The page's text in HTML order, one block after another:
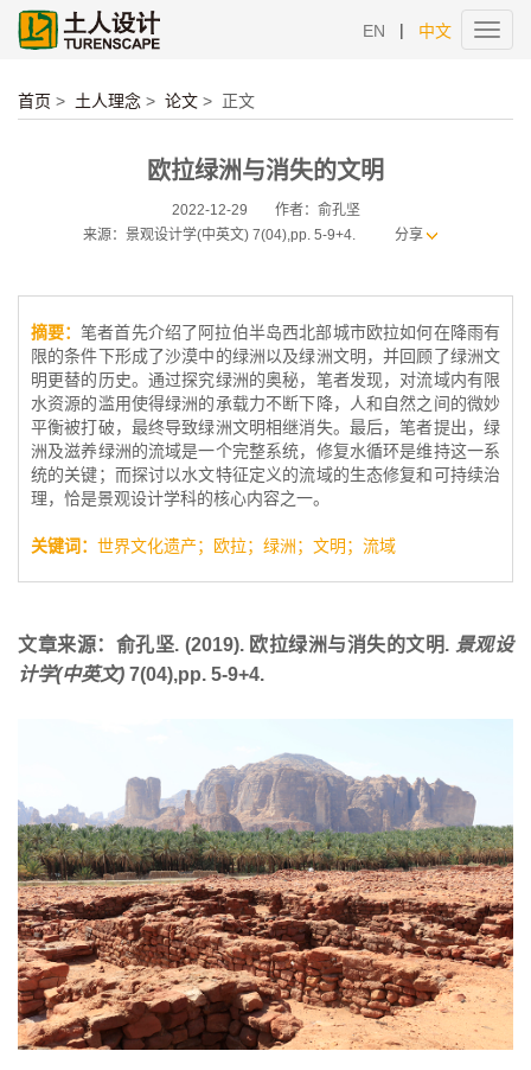
EN | 中文
首页 > 土人理念 > 论文 > 正文
欧拉绿洲与消失的文明
2022-12-29
作者：俞孔坚
来源：景观设计学(中英文) 7(04),pp. 5-9+4.
分享
摘要： 笔者首先介绍了阿拉伯半岛西北部城市欧拉如何在降雨有
限的条件下形成了沙漠中的绿洲以及绿洲文明，并回顾了绿洲文
明更替的历史。通过探究绿洲的奥秘，笔者发现，对流域内有限
水资源的滥用使得绿洲的承载力不断下降，人和自然之间的微妙
平衡被打破，最终导致绿洲文明相继消失。最后，笔者提出，绿
洲及滋养绿洲的流域是一个完整系统，修复水循环是维持这一系
统的关键；而探讨以水文特征定义的流域的生态修复和可持续治
理，恰是景观设计学科的核心内容之一。
关键词： 世界文化遗产；欧拉；绿洲；文明；流域
文章来源： 俞孔坚. (2019). 欧拉绿洲与消失的文明. 景观设
计学(中英文) 7(04),pp. 5-9+4.